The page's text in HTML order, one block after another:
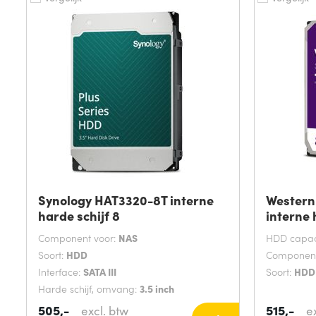
Synology HAT3320-8T interne
harde schijf 8
Component voor: NAS
Soort: HDD
Interface: SATA III
Harde schijf, omvang: 3.5 inch
505,-
excl. btw
interne
HDD
Soort: HDD
515,-